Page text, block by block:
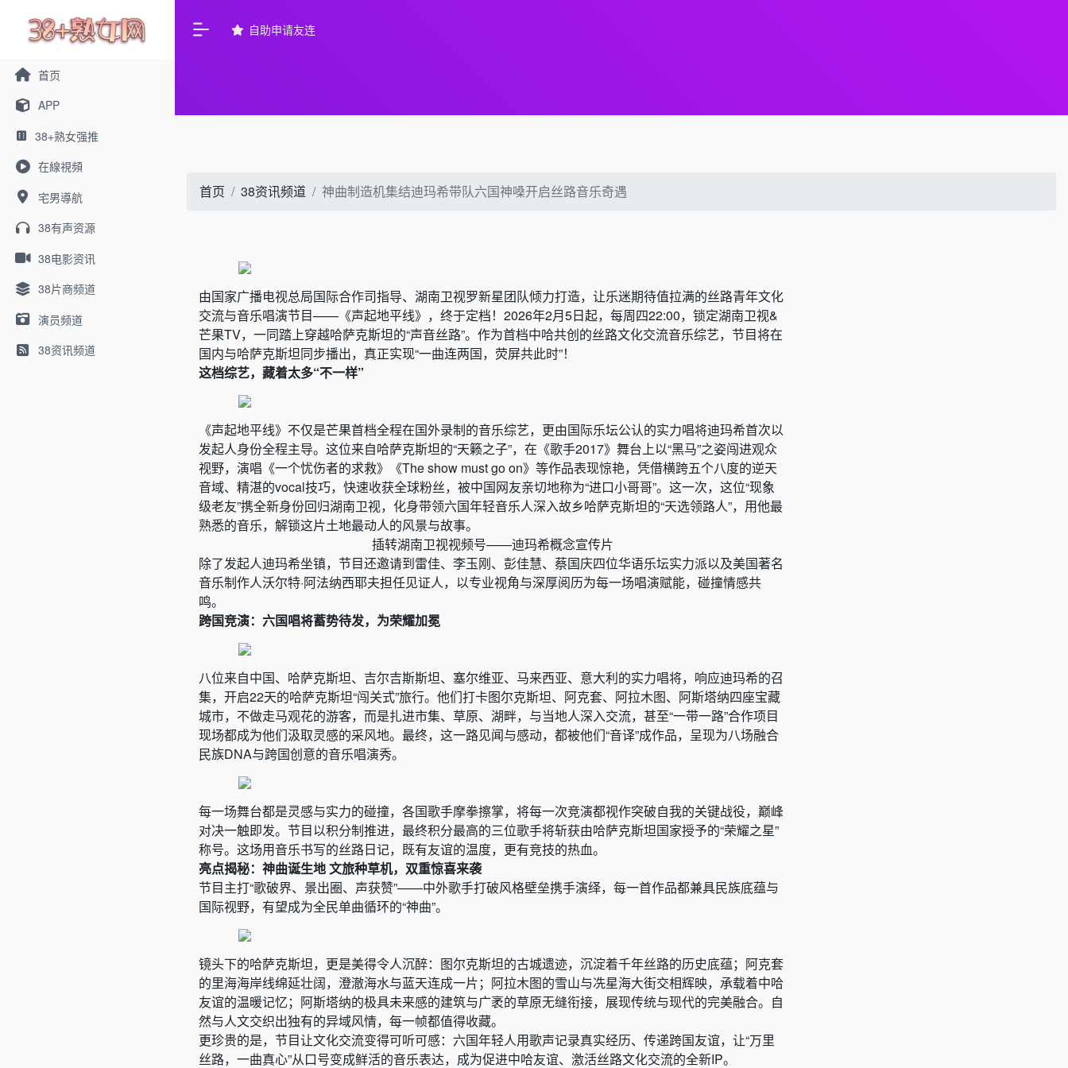
首页
APP
38+熟女强推
在線視頻
宅男導航
38有声资源
38电影资讯
38片商频道
演员频道
38资讯频道
自助申请友连
首页 38资讯频道 神曲制造机集结迪玛希带队六国神嗓开启丝路音乐奇遇
由国家广播电视总局国际合作司指导、湖南卫视罗新星团队倾力打造，让乐迷期待值拉满的丝路青年文化
交流与音乐唱演节目——《声起地平线》，终于定档！2026年2月5日起，每周四22:00，锁定湖南卫视&
芒果TV，一同踏上穿越哈萨克斯坦的“声音丝路”。作为首档中哈共创的丝路文化交流音乐综艺，节目将在
国内与哈萨克斯坦同步播出，真正实现“一曲连两国，荧屏共此时”！
这档综艺，藏着太多“不一样”
《声起地平线》不仅是芒果首档全程在国外录制的音乐综艺，更由国际乐坛公认的实力唱将迪玛希首次以
发起人身份全程主导。这位来自哈萨克斯坦的“天籁之子”，在《歌手2017》舞台上以“黑马”之姿闯进观众
视野，演唱《一个忧伤者的求救》《The show must go on》等作品表现惊艳，凭借横跨五个八度的逆天
音域、精湛的vocal技巧，快速收获全球粉丝，被中国网友亲切地称为“进口小哥哥”。这一次，这位“现象
级老友”携全新身份回归湖南卫视，化身带领六国年轻音乐人深入故乡哈萨克斯坦的“天选领路人”，用他最
熟悉的音乐，解锁这片土地最动人的风景与故事。
插转湖南卫视视频号——迪玛希概念宣传片
除了发起人迪玛希坐镇，节目还邀请到雷佳、李玉刚、彭佳慧、蔡国庆四位华语乐坛实力派以及美国著名
音乐制作人沃尔特·阿法纳西耶夫担任见证人，以专业视角与深厚阅历为每一场唱演赋能，碰撞情感共
鸣。
跨国竞演：六国唱将蓄势待发，为荣耀加冕
八位来自中国、哈萨克斯坦、吉尔吉斯斯坦、塞尔维亚、马来西亚、意大利的实力唱将，响应迪玛希的召
集，开启22天的哈萨克斯坦“闯关式”旅行。他们打卡图尔克斯坦、阿克套、阿拉木图、阿斯塔纳四座宝藏
城市，不做走马观花的游客，而是扎进市集、草原、湖畔，与当地人深入交流，甚至“一带一路”合作项目
现场都成为他们汲取灵感的采风地。最终，这一路见闻与感动，都被他们“音译”成作品，呈现为八场融合
民族DNA与跨国创意的音乐唱演秀。
每一场舞台都是灵感与实力的碰撞，各国歌手摩拳擦掌，将每一次竞演都视作突破自我的关键战役，巅峰
对决一触即发。节目以积分制推进，最终积分最高的三位歌手将斩获由哈萨克斯坦国家授予的“荣耀之星”
称号。这场用音乐书写的丝路日记，既有友谊的温度，更有竞技的热血。
亮点揭秘：神曲诞生地文旅种草机，双重惊喜来袭
节目主打“歌破界、景出圈、声获赞”——中外歌手打破风格壁垒携手演绎，每一首作品都兼具民族底蕴与
国际视野，有望成为全民单曲循环的“神曲”。
镜头下的哈萨克斯坦，更是美得令人沉醉：图尔克斯坦的古城遗迹，沉淀着千年丝路的历史底蕴；阿克套
的里海海岸线绵延壮阔，澄澈海水与蓝天连成一片；阿拉木图的雪山与冼星海大街交相辉映，承载着中哈
友谊的温暖记忆；阿斯塔纳的极具未来感的建筑与广袤的草原无缝衔接，展现传统与现代的完美融合。自
然与人文交织出独有的异域风情，每一帧都值得收藏。
更珍贵的是，节目让文化交流变得可听可感：六国年轻人用歌声记录真实经历、传递跨国友谊，让“万里
丝路，一曲真心”从口号变成鲜活的音乐表达，成为促进中哈友谊、激活丝路文化交流的全新IP。